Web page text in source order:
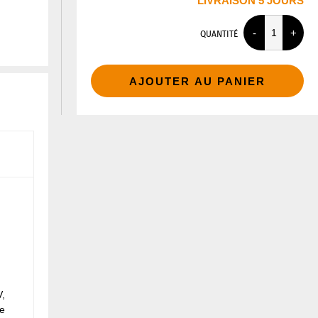
QUANTITÉ
AJOUTER AU PANIER